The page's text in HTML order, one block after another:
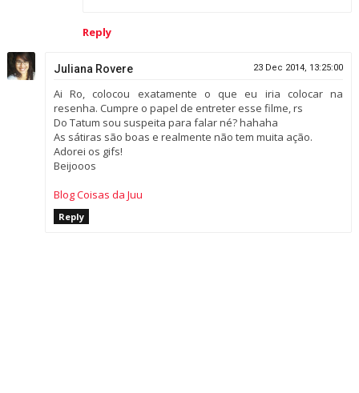
Reply
Juliana Rovere 23 Dec 2014, 13:25:00
Ai Ro, colocou exatamente o que eu iria colocar na
resenha. Cumpre o papel de entreter esse filme, rs
Do Tatum sou suspeita para falar né? hahaha
As sátiras são boas e realmente não tem muita ação.
Adorei os gifs!
Beijooos
Blog Coisas da Juu
Reply